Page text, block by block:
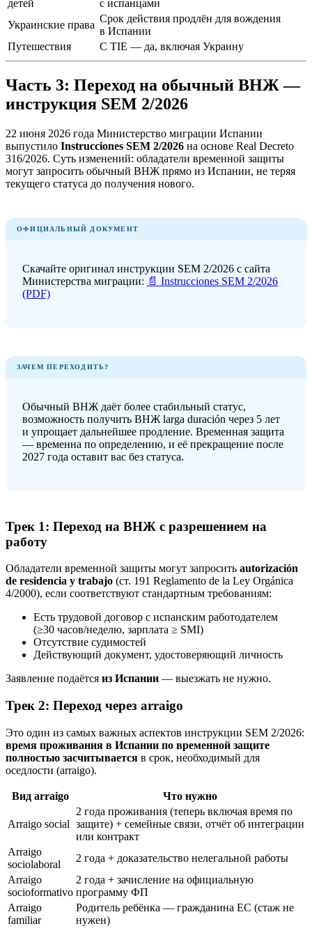
детей
с испанцами
Украинские права
Срок действия продлён для вождения
в Испании
Путешествия
С TIE — да, включая Украину
Часть 3: Переход на обычный ВНЖ —
инструкция SEM 2/2026
22 июня 2026 года Министерство миграции Испании
выпустило Instrucciones SEM 2/2026 на основе Real Decreto
316/2026. Суть изменений: обладатели временной защиты
могут запросить обычный ВНЖ прямо из Испании, не теряя
текущего статуса до получения нового.
ОФИЦИАЛЬНЫЙ ДОКУМЕНТ
Скачайте оригинал инструкции SEM 2/2026 с сайта
Министерства миграции: 📄 Instrucciones SEM 2/2026
(PDF)
ЗАЧЕМ ПЕРЕХОДИТЬ?
Обычный ВНЖ даёт более стабильный статус,
возможность получить ВНЖ larga duración через 5 лет
и упрощает дальнейшее продление. Временная защита
— временна по определению, и её прекращение после
2027 года оставит вас без статуса.
Трек 1: Переход на ВНЖ с разрешением на
работу
Обладатели временной защиты могут запросить autorización
de residencia y trabajo (ст. 191 Reglamento de la Ley Orgánica
4/2000), если соответствуют стандартным требованиям:
Есть трудовой договор с испанским работодателем
(≥30 часов/неделю, зарплата ≥ SMI)
Отсутствие судимостей
Действующий документ, удостоверяющий личность
Заявление подаётся из Испании — выезжать не нужно.
Трек 2: Переход через arraigo
Это один из самых важных аспектов инструкции SEM 2/2026:
время проживания в Испании по временной защите
полностью засчитывается в срок, необходимый для
оседлости (arraigo).
Вид arraigo Что нужно
Arraigo social
2 года проживания (теперь включая время по
защите) + семейные связи, отчёт об интеграции
или контракт
Arraigo
sociolaboral
2 года + доказательство нелегальной работы
Arraigo
socioformativo
2 года + зачисление на официальную
программу ФП
Arraigo
familiar
Родитель ребёнка — гражданина ЕС (стаж не
нужен)